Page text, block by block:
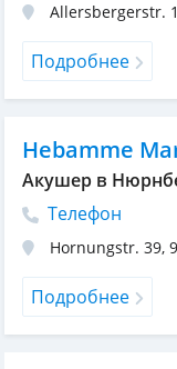
Allersbergerstr.
Подробнее
Hebamme
Акушер в
Телефон
Hornungstr. 39,
Подробнее